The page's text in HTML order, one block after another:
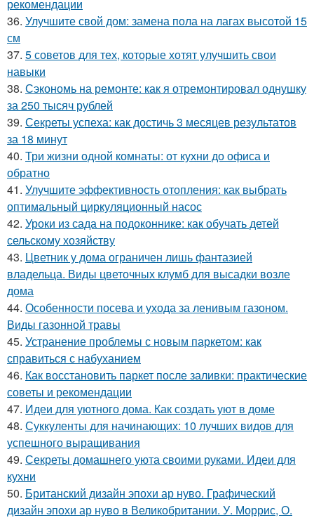
рекомендации
36. Улучшите свой дом: замена пола на лагах высотой 15
см
37. 5 советов для тех, которые хотят улучшить свои
навыки
38. Сэкономь на ремонте: как я отремонтировал однушку
за 250 тысяч рублей
39. Секреты успеха: как достичь 3 месяцев результатов
за 18 минут
40. Три жизни одной комнаты: от кухни до офиса и
обратно
41. Улучшите эффективность отопления: как выбрать
оптимальный циркуляционный насос
42. Уроки из сада на подоконнике: как обучать детей
сельскому хозяйству
43. Цветник у дома ограничен лишь фантазией
владельца. Виды цветочных клумб для высадки возле
дома
44. Особенности посева и ухода за ленивым газоном.
Виды газонной травы
45. Устранение проблемы с новым паркетом: как
справиться с набуханием
46. Как восстановить паркет после заливки: практические
советы и рекомендации
47. Идеи для уютного дома. Как создать уют в доме
48. Суккуленты для начинающих: 10 лучших видов для
успешного выращивания
49. Секреты домашнего уюта своими руками. Идеи для
кухни
50. Британский дизайн эпохи ар нуво. Графический
дизайн эпохи ар нуво в Великобритании. У. Моррис, О.